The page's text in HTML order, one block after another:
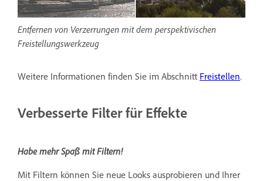
Entfernen von Verzerrungen mit dem perspektivischen
Freistellungswerkzeug
Weitere Informationen finden Sie im Abschnitt Freistellen.
Verbesserte Filter für Effekte
Habe mehr Spaß mit Filtern!
Mit Filtern können Sie neue Looks ausprobieren und Ihrer